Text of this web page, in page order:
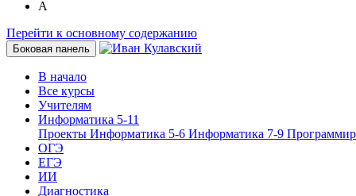
A
Перейти к основному содержанию
Боковая панель
В начало
Все курсы
Учителям
Информатика 5-11
Проекты Информатика 5-6 Информатика 7-9
ОГЭ
ЕГЭ
ИИ
Диагностика